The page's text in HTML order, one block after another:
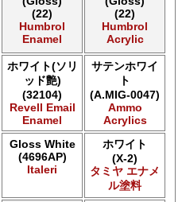
Metal
Color
Color
FX
Air
Color
Paint スプレー
Gold
Color
Color
Air
(22)
Humbrol
Enamel
(22)
Humbrol
Acrylic
ホワイト(ソリ
ッド艶)
(32104)
Revell Email
Enamel
サテンホワイ
ト
(A.MIG-0047)
Ammo
Acrylics
Gloss White
(4696AP)
Italeri
ホワイト
(X-2)
タミヤ エナメ
ル塗料